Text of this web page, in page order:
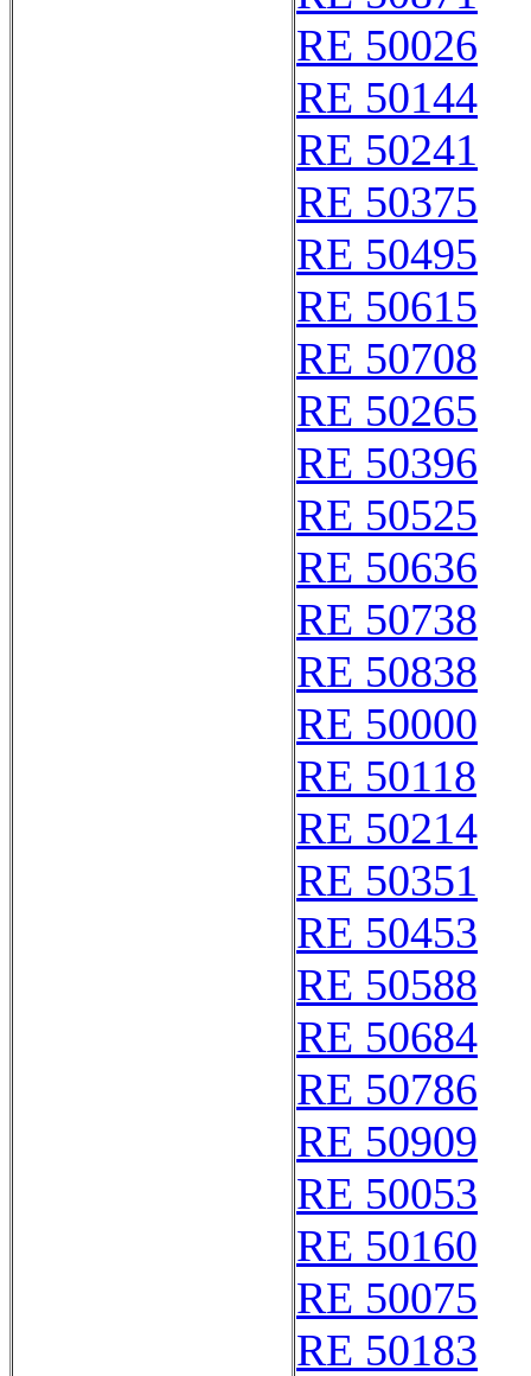
RE 50026
RE 50144
RE 50241
RE 50375
RE 50495
RE 50615
RE 50708
RE 50265
RE 50396
RE 50525
RE 50636
RE 50738
RE 50838
RE 50000
RE 50118
RE 50214
RE 50351
RE 50453
RE 50588
RE 50684
RE 50786
RE 50909
RE 50053
RE 50160
RE 50075
RE 50183